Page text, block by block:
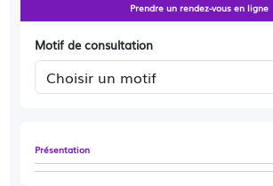
Présentation
Prendre un rendez-vous en ligne
Motif de consultation